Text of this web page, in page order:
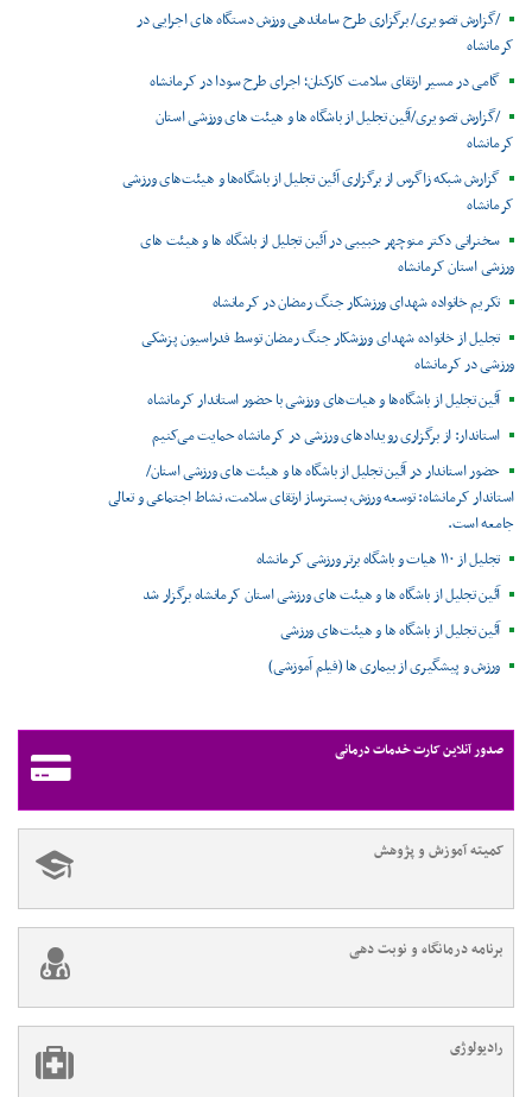
/گزارش تصویری/ برگزاری طرح ساماندهی ورزش دستگاه های اجرایی در
کرمانشاه
گامی در مسیر ارتقای سلامت کارکنان؛ اجرای طرح سودا در کرمانشاه
/گزارش تصویری/آئین تجلیل از باشگاه ها و هیئت های ورزشی استان
کرمانشاه
گزارش شبکه زاگرس از برگزاری آئین تجلیل از باشگاه‌ها و هیئت‌های ورزشی
کرمانشاه
سخنرانی دکتر منوچهر حبیبی در آئین تجلیل از باشگاه ها و هیئت های
ورزشی استان کرمانشاه
تکریم خانواده شهدای ورزشکار جنگ رمضان در کرمانشاه
تجلیل از خانواده شهدای ورزشکار جنگ رمضان توسط فدراسیون پزشکی
ورزشی در کرمانشاه
آئین تجلیل از باشگاه‌ها و هیات‌های ورزشی با حضور استاندار کرمانشاه
استاندار: از برگزاری رویدادهای ورزشی در کرمانشاه حمایت می‌کنیم
حضور استاندار در آئین تجلیل از باشگاه ها و هیئت های ورزشی استان/
استاندار کرمانشاه: توسعه ورزش، بسترساز ارتقای سلامت، نشاط اجتماعی و تعالی
جامعه است.
تجلیل از ۱۱۰ هیات و باشگاه برتر ورزشی کرمانشاه
آئین تجلیل از باشگاه ها و هیئت های ورزشی استان کرمانشاه برگزار شد
آئین تجلیل از باشگاه ها و هیئت‌های ورزشی
ورزش و پیشگیری از بیماری ها (فیلم آموزشی)
صدور آنلاین کارت خدمات درمانی
کمیته آموزش و پژوهش
برنامه درمانگاه و نوبت دهی
رادیولوژی